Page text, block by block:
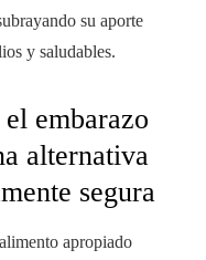
su aporte
y saludables.
embarazo
alternativa
segura
apropiado